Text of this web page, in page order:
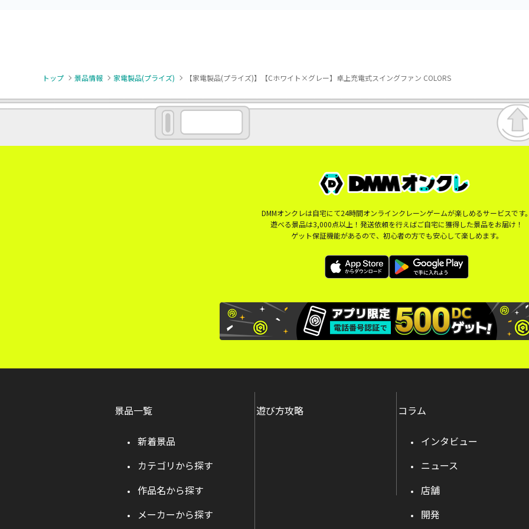
トップ 景品情報 家電製品(プライズ) 【家電製品(プライズ)】【Cホワイト×グレー】卓上充電式スイングファン COLORS
DMMオンクレは自宅にて24時間オンラインクレーンゲームが楽しめるサービスです
遊べる景品は3,000点以上！発送依頼を行えばご自宅に獲得した景品をお届け！
ゲット保証機能があるので、初心者の方でも安心して楽しめます。
景品一覧
新着景品
カテゴリから探す
作品名から探す
メーカーから探す
遊び方攻略 コラム
インタビュー
ニュース
店舗
開発